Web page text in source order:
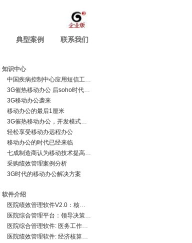
典型案例 联系我们
知识中心
中国疾病控制中心应用短信工资条
3G催热移动办公 后soho时代来临
3G移动办公袭来
移动办公的最后1厘米
3G催热移动办公，开发模式有待变革
轻松享受移动办远程办公
移动办公的时代已经来临
七成制造商认为移动技术提高生产率
采购绩效管理案例分析
3G时代的移动办公解决方案
软件介绍
医院绩效管理软件V2.0：核心业务系统
医院综合管理平台：领导决策分析系统
医院综合管理软件: 医务工作管理系统
医院绩效管理软件: 经济核算管理系统